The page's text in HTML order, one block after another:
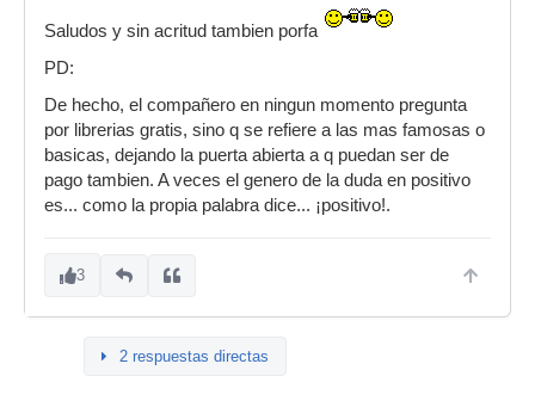
Saludos y sin acritud tambien porfa
PD:
De hecho, el compañero en ningun momento pregunta
por librerias gratis, sino q se refiere a las mas famosas o
basicas, dejando la puerta abierta a q puedan ser de
pago tambien. A veces el genero de la duda en positivo
es... como la propia palabra dice... ¡positivo!.
3
2 respuestas directas